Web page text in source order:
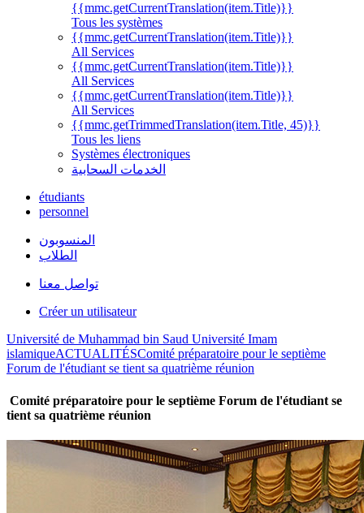
{{mmc.getCurrentTranslation(item.Title)}}
Tous les systèmes
{{mmc.getCurrentTranslation(item.Title)}}
All Services
{{mmc.getCurrentTranslation(item.Title)}}
All Services
{{mmc.getCurrentTranslation(item.Title)}}
All Services
{{mmc.getTrimmedTranslation(item.Title, 45)}}
Tous les liens
Systèmes électroniques
الخدمات السحابية
étudiants
personnel
المنسوبون
الطلاب
تواصل معنا
Créer un utilisateur
Université de Muhammad bin Saud Université Imam
islamiqueACTUALITÉSComité préparatoire pour le septième
Forum de l'étudiant se tient sa quatrième réunion
Comité préparatoire pour le septième Forum de l'étudiant se
tient sa quatrième réunion